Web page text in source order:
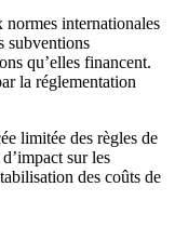
internationales
subventions
qu’elles financent.
la réglementation
limitée des règles de
sur les
des coûts de